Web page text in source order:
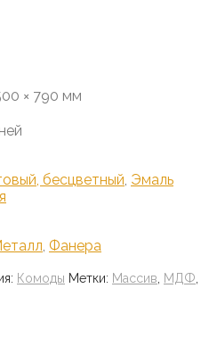
× 790 мм
бесцветный Эмаль
Фанера
Комоды Метки: Массив МДФ